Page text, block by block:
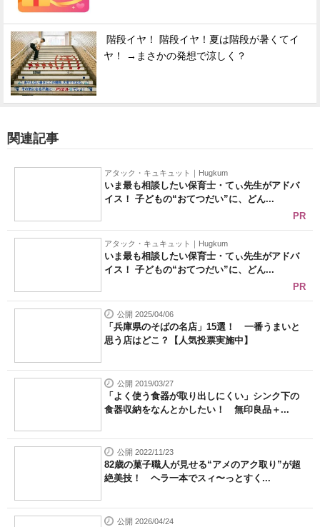
階段イヤ！ 階段イヤ！夏は階段が暑くてイ
ヤ！ →まさかの発想で涼しく？
関連記事
アタック・キュキュット｜Hugkum
いま最も相談したい保育士・てぃ先生がアドバ
イス！ 子どもの“おてつだい”に、どん...
PR
アタック・キュキュット｜Hugkum
いま最も相談したい保育士・てぃ先生がアドバ
イス！ 子どもの“おてつだい”に、どん...
PR
公開 2025/04/06
「兵庫県のそばの名店」15選！ 一番うまいと
思う店はどこ？【人気投票実施中】
公開 2019/03/27
「よく使う食器が取り出しにくい」シンク下の
食器収納をなんとかしたい！ 無印良品＋...
公開 2022/11/23
82歳の菓子職人が見せる“アメのアク取り”が超
絶美技！ ヘラ一本でスィ〜っとすく...
公開 2026/04/24